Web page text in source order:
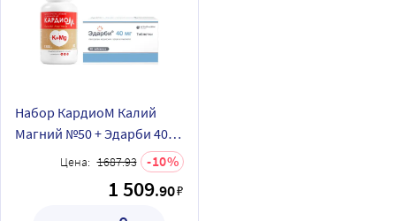
Набор КардиоМ Калий
Магний №50 + Эдарби 40
мг №28 по специальной
Цена: 1687.93 10
1 509.90₽